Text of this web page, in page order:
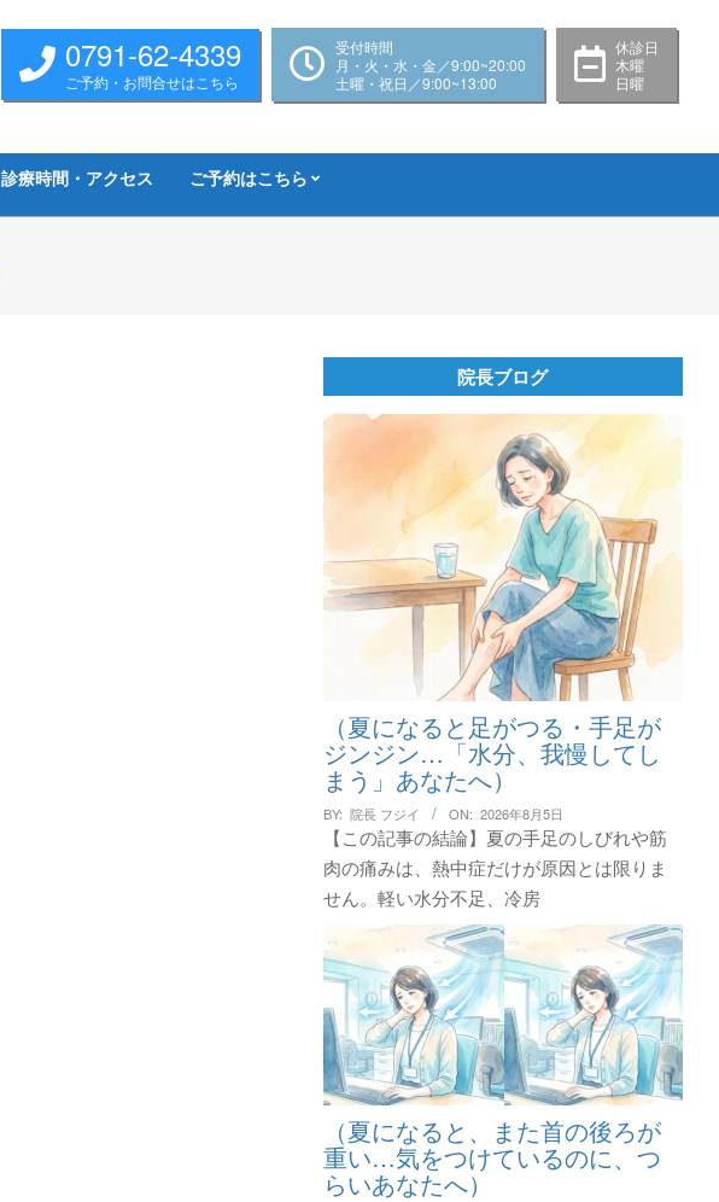
0791-62-4339
ご予約・お問合せはこちら
受付時間
月・火・水・金／9:00~20:00
土曜・祝日／9:00~13:00
休診日
木曜
日曜
診療時間・アクセス ご予約はこちら
院長ブログ
（夏になると足がつる・手足が
ジンジン…「水分、我慢してし
まう」あなたへ）
BY: 院長 フジイ ON: 2026年8月5日
【この記事の結論】夏の手足のしびれや筋
肉の痛みは、熱中症だけが原因とは限りま
せん。軽い水分不足、冷房
（夏になると、また首の後ろが
重い…気をつけているのに、つ
らいあなたへ）